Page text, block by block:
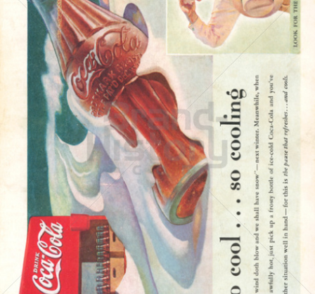
Coca-Cola Coca-Cola GmbH 1937